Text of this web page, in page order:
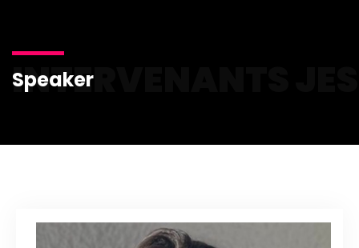
Speaker
INTERVENANTS